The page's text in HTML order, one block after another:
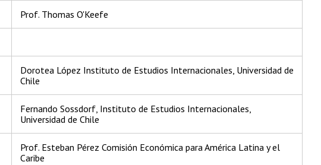
Prof. Thomas O'Keefe
Dorotea López Instituto de Estudios Internacionales, Universidad de
Chile
Fernando Sossdorf, Instituto de Estudios Internacionales,
Universidad de Chile
Prof. Esteban Pérez Comisión Económica para América Latina y el
Caribe